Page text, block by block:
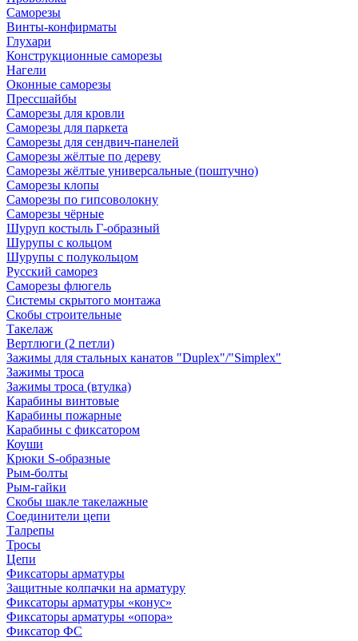
Саморезы
Винты-конфирматы
Глухари
Конструкционные саморезы
Нагели
Оконные саморезы
Прессшайбы
Саморезы для кровли
Саморезы для паркета
Саморезы для сендвич-панелей
Саморезы жёлтые по дереву
Саморезы жёлтые универсальные (поштучно)
Саморезы клопы
Саморезы по гипсоволокну
Саморезы чёрные
Шуруп костыль Г-образный
Шурупы с кольцом
Шурупы с полукольцом
Русский саморез
Саморезы флюгель
Системы скрытого монтажа
Скобы строительные
Такелаж
Вертлюги (2 петли)
Зажимы для стальных канатов "Duplex"/"Simplex"
Зажимы троса
Зажимы троса (втулка)
Карабины винтовые
Карабины пожарные
Карабины с фиксатором
Коуши
Крюки S-образные
Рым-болты
Рым-гайки
Скобы шакле такелажные
Соединители цепи
Талрепы
Тросы
Цепи
Фиксаторы арматуры
Защитные колпачки на арматуру
Фиксаторы арматуры «конус»
Фиксаторы арматуры «опора»
Фиксатор ФС